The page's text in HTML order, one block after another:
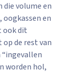
volume en
oogkassen en
ook dit
de rest van
worden hol,